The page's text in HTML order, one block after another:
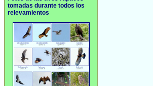
tomadas durante todos los
relevamientos